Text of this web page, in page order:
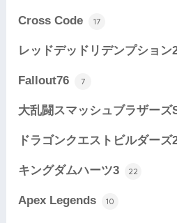
Cross Code 17
レッドデッドリデンプション
Fallout76 7
大乱闘スマッシュブラザーズ
ドラゴンクエストビルダーズ
キングダムハーツ3 22
Apex Legends 10